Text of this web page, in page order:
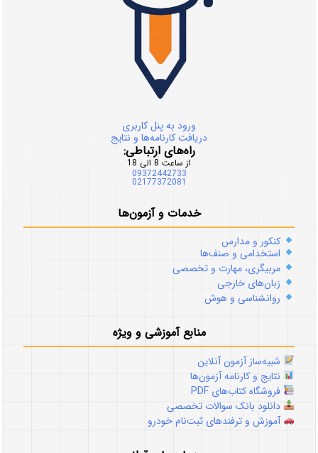
ورود به پنل کاربری
دریافت کارنامه‌ها و نتایج
راه‌های ارتباطی:
از ساعت 8 الی 18
09372442733
02177372081
خدمات و آزمون‌ها
کنکور و مدارس
استخدامی و صنف‌ها
مربیگری، مهارت و تخصصی
زبان‌های خارجی
روانشناسی و هوش
منابع آموزشی و ویژه
شبیه‌ساز آزمون آنلاین
نتایج و کارنامه آزمون‌ها
فروشگاه کتاب‌های PDF
دانلود بانک سوالات تخصصی
آموزش و ترفندهای ثبت‌نام خودرو